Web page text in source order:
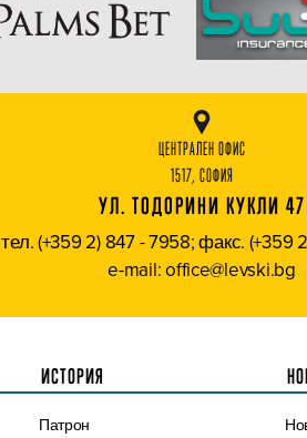
ЦЕНТРАЛЕН ОФИС
1517, СОФИЯ
УЛ. ТОДОРИНИ КУКЛИ 47
тел. (+359 2) 847 - 7958; факс. (+359
e-mail: office@levski.bg
ИСТОРИЯ
Патрон